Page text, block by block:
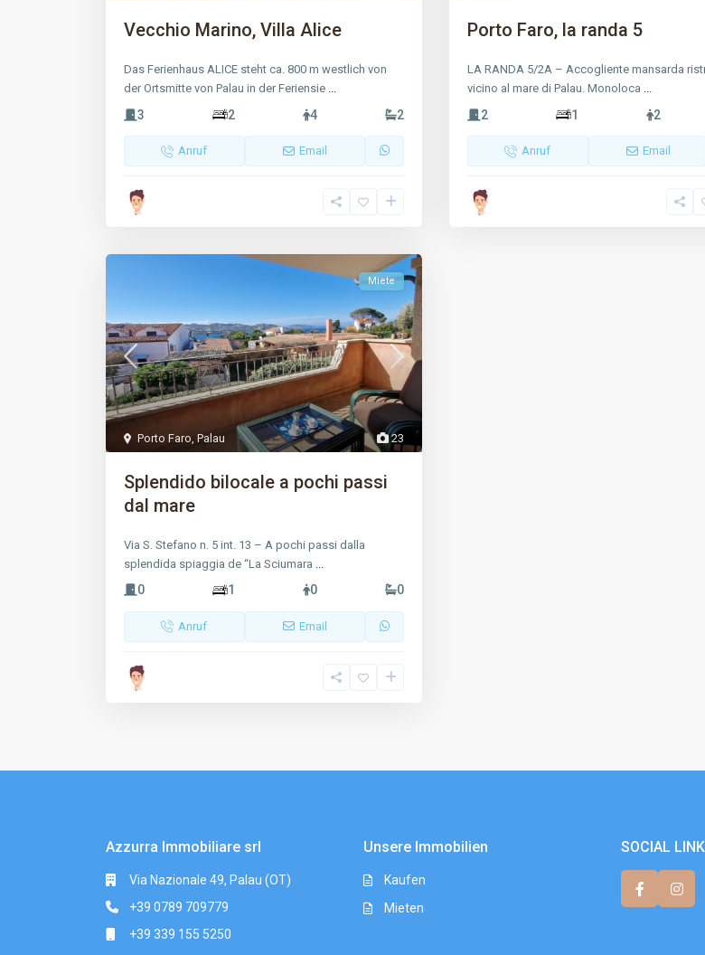
Vecchio Marino, Villa Alice
Das Ferienhaus ALICE steht ca. 800 m westlich von
der Ortsmitte von Palau in der Feriensie ...
3 2 4 2
Anruf Email
Porto Faro, la randa 5
LA RANDA 5/2A – Accogliente mansarda
vicino al mare di Palau. Monoloca ...
2 1 2
Anruf Email
23
Porto Faro Palau
Miete
Splendido bilocale a pochi passi
dal mare
Via S. Stefano n. 5 int. 13 – A pochi passi dalla
splendida spiaggia de “La Sciumara
0 1 0 0
Anruf Email
Azzurra Immobiliare srl
Via Nazionale 49, Palau (OT)
+39 0789 709779
+39 339 155 5250
Unsere Immobilien
Kaufen
Mieten
SOCIAL